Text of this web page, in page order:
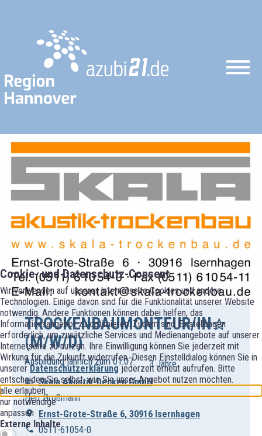
Cookie- und Datenschutz-Consent
Wir verwenden auf unserer Internetseite Cookies und andere
Technologien. Einige davon sind für die Funktionalität unserer Website
notwendig. Andere Funktionen können dabei helfen, das
Informationsangebot zu optimieren. Zudem sind Einstellungen
erforderlich, um zusätzliche Services und Medienangebote auf unserer
Internetseite zu nutzen. Ihre Einwilligung können Sie jederzeit mit
Wirkung für die Zukunft widerrufen. Diesen Einstelldialog können Sie in
unsererDatenschutzerklärungjederzeit erneut aufrufen. Bitte
entscheiden Sie selbst, wie Sie unser Angebot nutzen möchten.
alle erlauben
nur notwendige
anpassen
Externe Inhalte
TROCKENBAUMONTEUR/IN
(M/W/D)
Ausbildung jährlich zum 01.07.
3 Jahre
Skala Akustik-Decken GmbH
Herr Großmann
Ernst-Grote-Straße 6, 30916 Isernhagen
0511-61054-0